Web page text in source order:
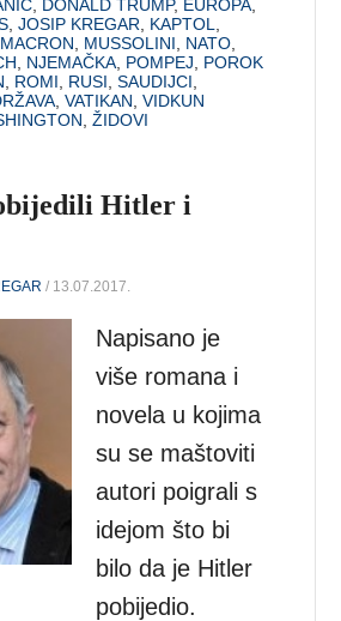
DONALD TRUMP, EUROPA
,JOSIP KREGAR KAPTOL
MACRON MUSSOLINI NATO
NJEMAČKA POMPEJ
POROK
ROMI RUSI ,SAUDIJCI
,VATIKAN ,VIDKUN
,ŽIDOVI
Hitler i
/ 13.07.2017.
Napisano je
više romana i
novela u kojima
su se maštoviti
autori poigrali s
idejom što bi
bilo da je Hitler
pobijedio.